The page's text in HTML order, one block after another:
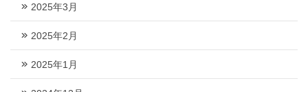
2025年3月
2025年2月
2025年1月